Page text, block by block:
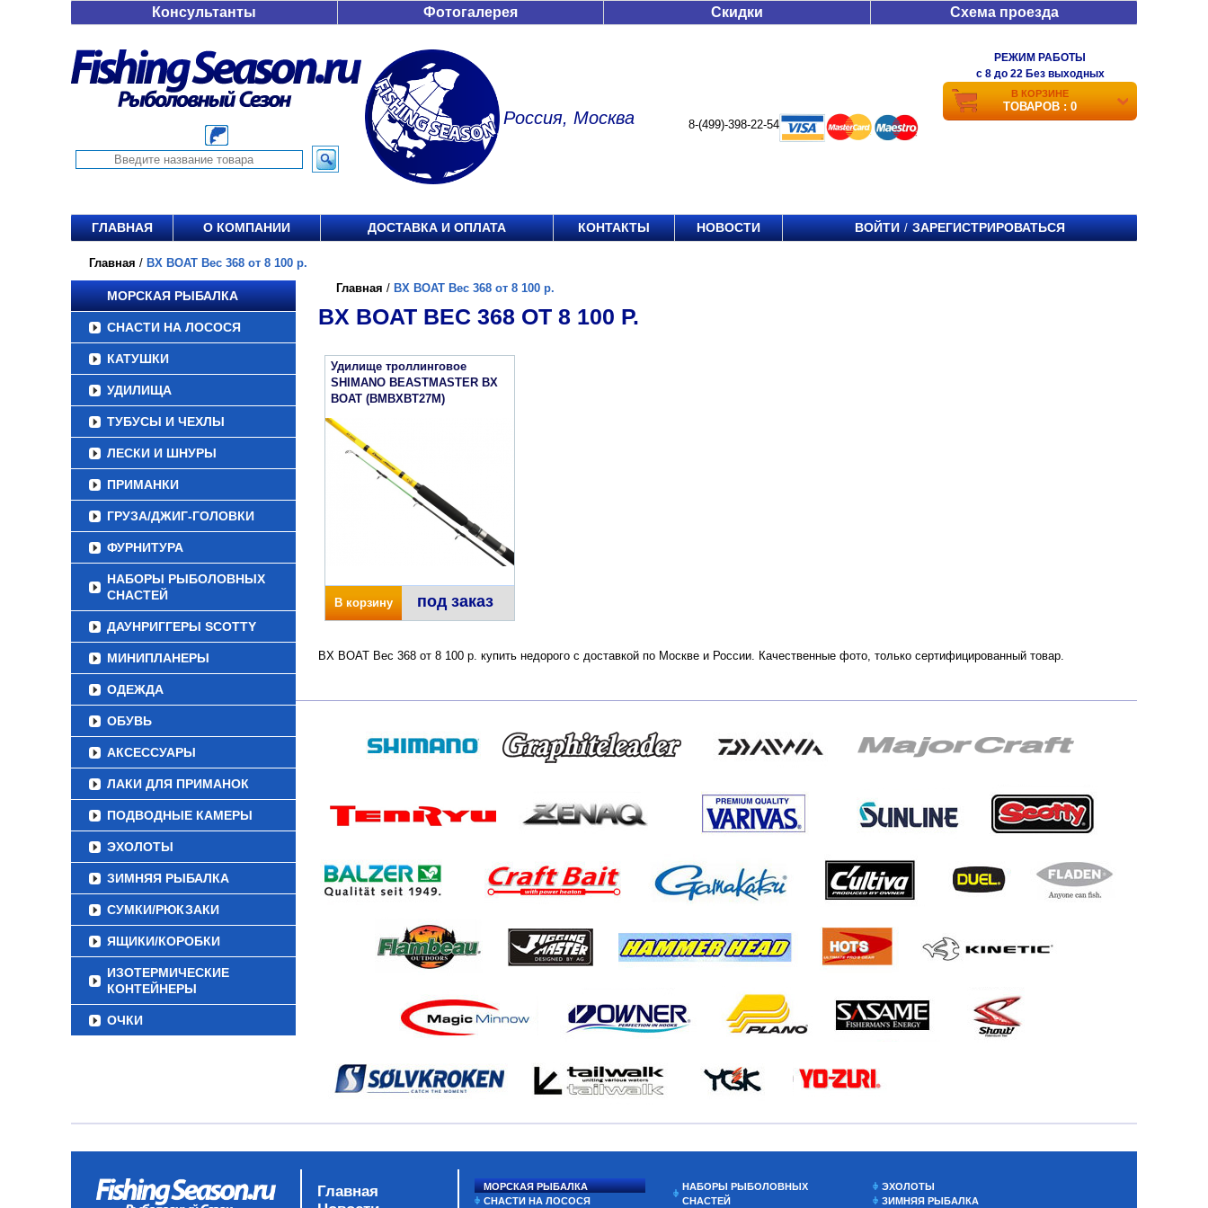
Консультанты Фотогалерея Скидки Схема проезда
Россия, Москва 8-(499)-398-22-54
РЕЖИМ РАБОТЫ
c 8 до 22 Без выходных
В КОРЗИНЕ
ТОВАРОВ : 0
ГЛАВНАЯ О КОМПАНИИ ДОСТАВКА И ОПЛАТА КОНТАКТЫ НОВОСТИ ВОЙТИ / ЗАРЕГИСТРИРОВАТЬСЯ
Главная / BX BOAT Вес 368 от 8 100 р.
МОРСКАЯ РЫБАЛКА
СНАСТИ НА ЛОСОСЯ
КАТУШКИ
УДИЛИЩА
ТУБУСЫ И ЧЕХЛЫ
ЛЕСКИ И ШНУРЫ
ПРИМАНКИ
ГРУЗА/ДЖИГ-ГОЛОВКИ
ФУРНИТУРА
НАБОРЫ РЫБОЛОВНЫХ
СНАСТЕЙ
ДАУНРИГГЕРЫ SCOTTY
МИНИПЛАНЕРЫ
ОДЕЖДА
ОБУВЬ
АКСЕССУАРЫ
ЛАКИ ДЛЯ ПРИМАНОК
ПОДВОДНЫЕ КАМЕРЫ
ЭХОЛОТЫ
ЗИМНЯЯ РЫБАЛКА
СУМКИ/РЮКЗАКИ
ЯЩИКИ/КОРОБКИ
ИЗОТЕРМИЧЕСКИЕ
КОНТЕЙНЕРЫ
ОЧКИ
Главная / BX BOAT Вес 368 от 8 100 р.
BX BOAT ВЕС 368 ОТ 8 100 Р.
Удилище троллинговое
SHIMANO BEASTMASTER BX
BOAT (BMBXBT27M)
В корзину под заказ
BX BOAT Вес 368 от 8 100 р. купить недорого с доставкой по Москве и России. Качественные фото, только сертифицированный товар.
Главная
МОРСКАЯ РЫБАЛКА
СНАСТИ НА ЛОСОСЯ
НАБОРЫ РЫБОЛОВНЫХ
СНАСТЕЙ
ЭХОЛОТЫ
ЗИМНЯЯ РЫБАЛКА